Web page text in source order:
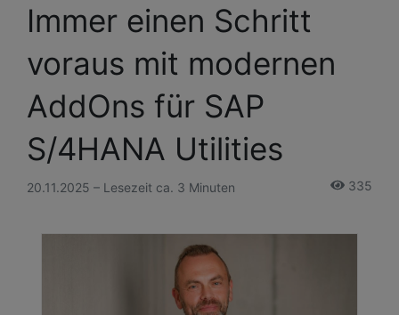
Immer einen Schritt
voraus mit modernen
AddOns für SAP
S/4HANA Utilities
20.11.2025 – Lesezeit ca. 3 Minuten 335